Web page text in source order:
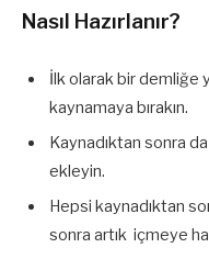
Nasıl Hazırlanır?
İlk olarak bir demliğe
kaynamaya bırakın.
Kaynadıktan sonra
ekleyin.
Hepsi kaynadıktan
sonra artık içmeye